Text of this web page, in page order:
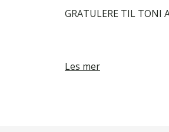
GRATULERE TIL TONI
Les mer